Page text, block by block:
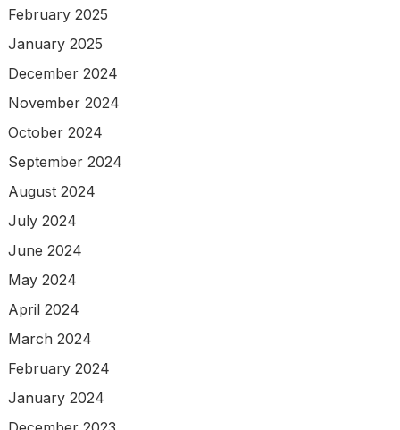
February 2025
January 2025
December 2024
November 2024
October 2024
September 2024
August 2024
July 2024
June 2024
May 2024
April 2024
March 2024
February 2024
January 2024